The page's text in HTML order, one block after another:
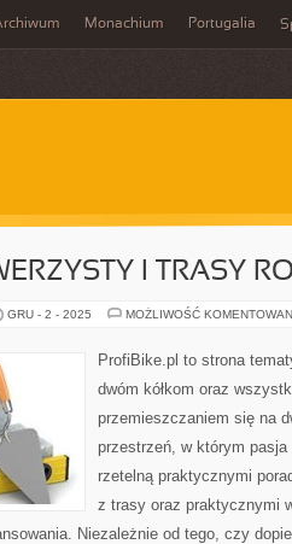
Monachium Portugalia
I TRASY
GRU - 2 - 2025 MOŻLIWOŚĆ
ProfiBike.pl to strona
dwóm kółkom oraz
przemieszczaniem się na
przestrzeń, w którym pasja
rzetelną praktycznymi
z trasy oraz praktycznymi
Niezależnie od tego, czy